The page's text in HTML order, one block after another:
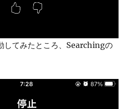
してみたところ、Searchingの